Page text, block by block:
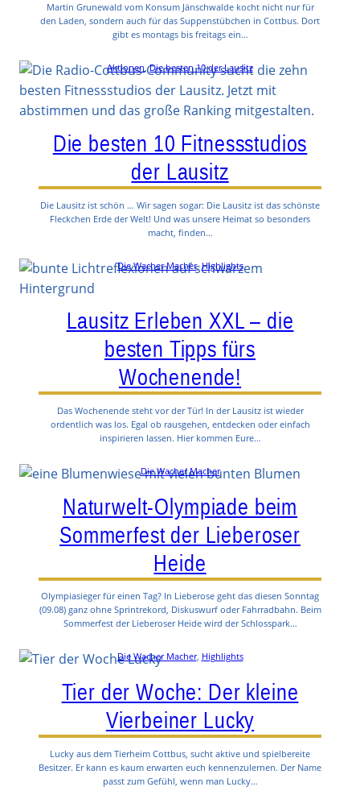
Martin Grunewald vom Konsum Jänschwalde kocht nicht nur für
den Laden, sondern auch für das Suppenstübchen in Cottbus. Dort
gibt es montags bis freitags ein…
Aktionen, Die besten 10 der Lausitz
Die besten 10 Fitnessstudios
der Lausitz
Die Lausitz ist schön … Wir sagen sogar: Die Lausitz ist das schönste
Fleckchen Erde der Welt! Und was unsere Heimat so besonders
macht, finden…
Die Wacher Macher, Highlights
Lausitz Erleben XXL – die
besten Tipps fürs
Wochenende!
Das Wochenende steht vor der Tür! In der Lausitz ist wieder
ordentlich was los. Egal ob rausgehen, entdecken oder einfach
inspirieren lassen. Hier kommen Eure…
Die Wacher Macher
Naturwelt-Olympiade beim
Sommerfest der Lieberoser
Heide
Olympiasieger für einen Tag? In Lieberose geht das diesen Sonntag
(09.08) ganz ohne Sprintrekord, Diskuswurf oder Fahrradbahn. Beim
Sommerfest der Lieberoser Heide wird der Schlosspark…
Die Wacher Macher, Highlights
Tier der Woche: Der kleine
Vierbeiner Lucky
Lucky aus dem Tierheim Cottbus, sucht aktive und spielbereite
Besitzer. Er kann es kaum erwarten euch kennenzulernen. Der Name
passt zum Gefühl, wenn man Lucky…